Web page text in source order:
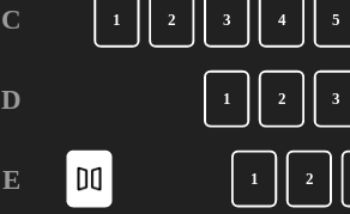
C
D
E
1 2 3 4 5
1 2 3
1 2